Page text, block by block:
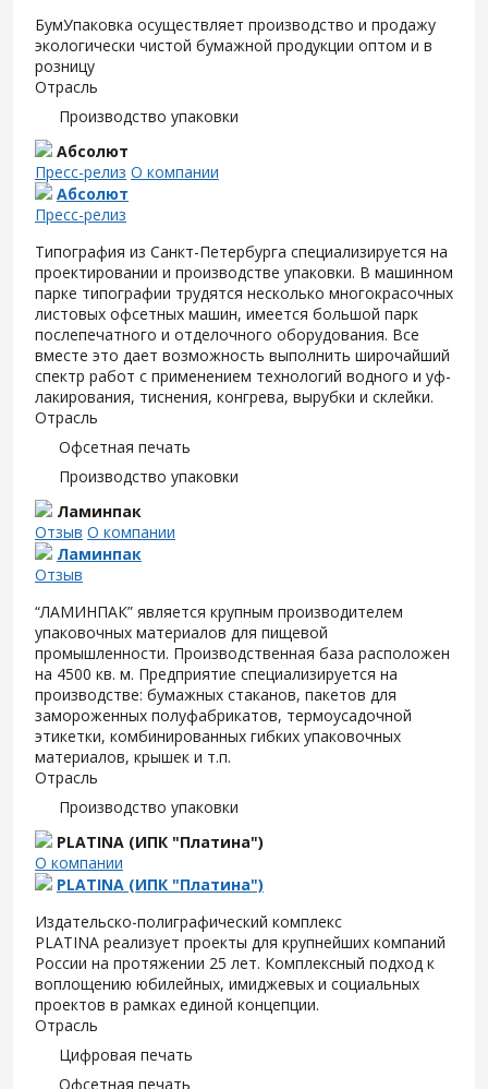
БумУпаковка осуществляет производство и продажу
экологически чистой бумажной продукции оптом и в
розницу
Отрасль
Производство упаковки
Абсолют
Пресс-релиз О компании
Абсолют
Пресс-релиз
Типография из Санкт-Петербурга специализируется на
проектировании и производстве упаковки. В машинном
парке типографии трудятся несколько многокрасочных
листовых офсетных машин, имеется большой парк
послепечатного и отделочного оборудования. Все
вместе это дает возможность выполнить широчайший
спектр работ с применением технологий водного и уф-
лакирования, тиснения, конгрева, вырубки и склейки.
Отрасль
Офсетная печать
Производство упаковки
Ламинпак
Отзыв О компании
Ламинпак
Отзыв
“ЛАМИНПАК” является крупным производителем
упаковочных материалов для пищевой
промышленности. Производственная база расположен
на 4500 кв. м. Предприятие специализируется на
производстве: бумажных стаканов, пакетов для
замороженных полуфабрикатов, термоусадочной
этикетки, комбинированных гибких упаковочных
материалов, крышек и т.п.
Отрасль
Производство упаковки
PLATINA (ИПК "Платина")
О компании
PLATINA (ИПК "Платина")
Издательско-полиграфический комплекс
PLATINA реализует проекты для крупнейших компаний
России на протяжении 25 лет. Комплексный подход к
воплощению юбилейных, имиджевых и социальных
проектов в рамках единой концепции.
Отрасль
Цифровая печать
Офсетная печать